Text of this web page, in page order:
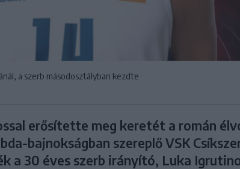
a szerb másodosztályban kezdte
erősítette meg keretét a román
bajnokságban szereplő VSK
a 30 éves szerb irányító, Luka